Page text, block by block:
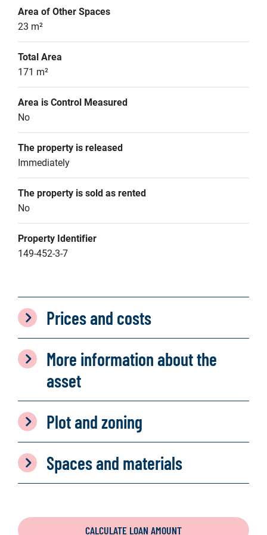
Area of Other Spaces
23 m²
Total Area
171 m²
Area is Control Measured
No
The property is released
Immediately
The property is sold as rented
No
Property Identifier
149-452-3-7
Prices and costs
More information about the
asset
Plot and zoning
Spaces and materials
CALCULATE LOAN AMOUNT